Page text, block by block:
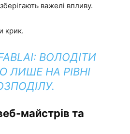
важелі впливу.
крик.
ВОЛОДІТИ
ЛИШЕ НА РІВНІ
майстрів та